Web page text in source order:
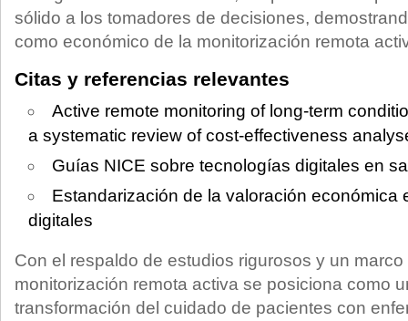
sólido a los tomadores de decisiones,
como económico de la monitorización remota
Citas y referencias relevantes
Active remote monitoring of long-term
a systematic review of cost-effectiveness
Guías NICE sobre tecnologías digitales en
Estandarización de la valoración económica
digitales
Con el respaldo de estudios rigurosos y un
monitorización remota activa se posiciona como
transformación del cuidado de pacientes con